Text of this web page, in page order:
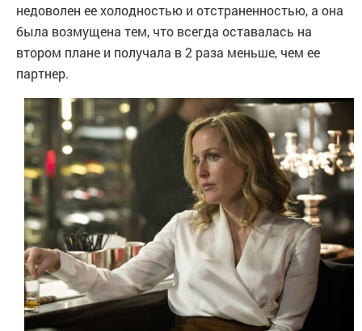
недоволен ее холодностью и отстраненностью, а она
была возмущена тем, что всегда оставалась на
втором плане и получала в 2 раза меньше, чем ее
партнер.